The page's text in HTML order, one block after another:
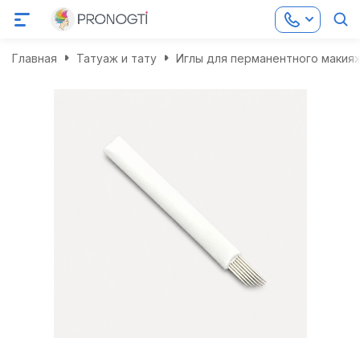
Главная Татуаж и тату Иглы для перманентного